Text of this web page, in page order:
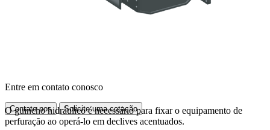
Entre em contato conosco
Contate-nos Solicite uma cotação
O guincho hidráulico é necessário para fixar o equipamento de
perfuração ao operá-lo em declives acentuados.